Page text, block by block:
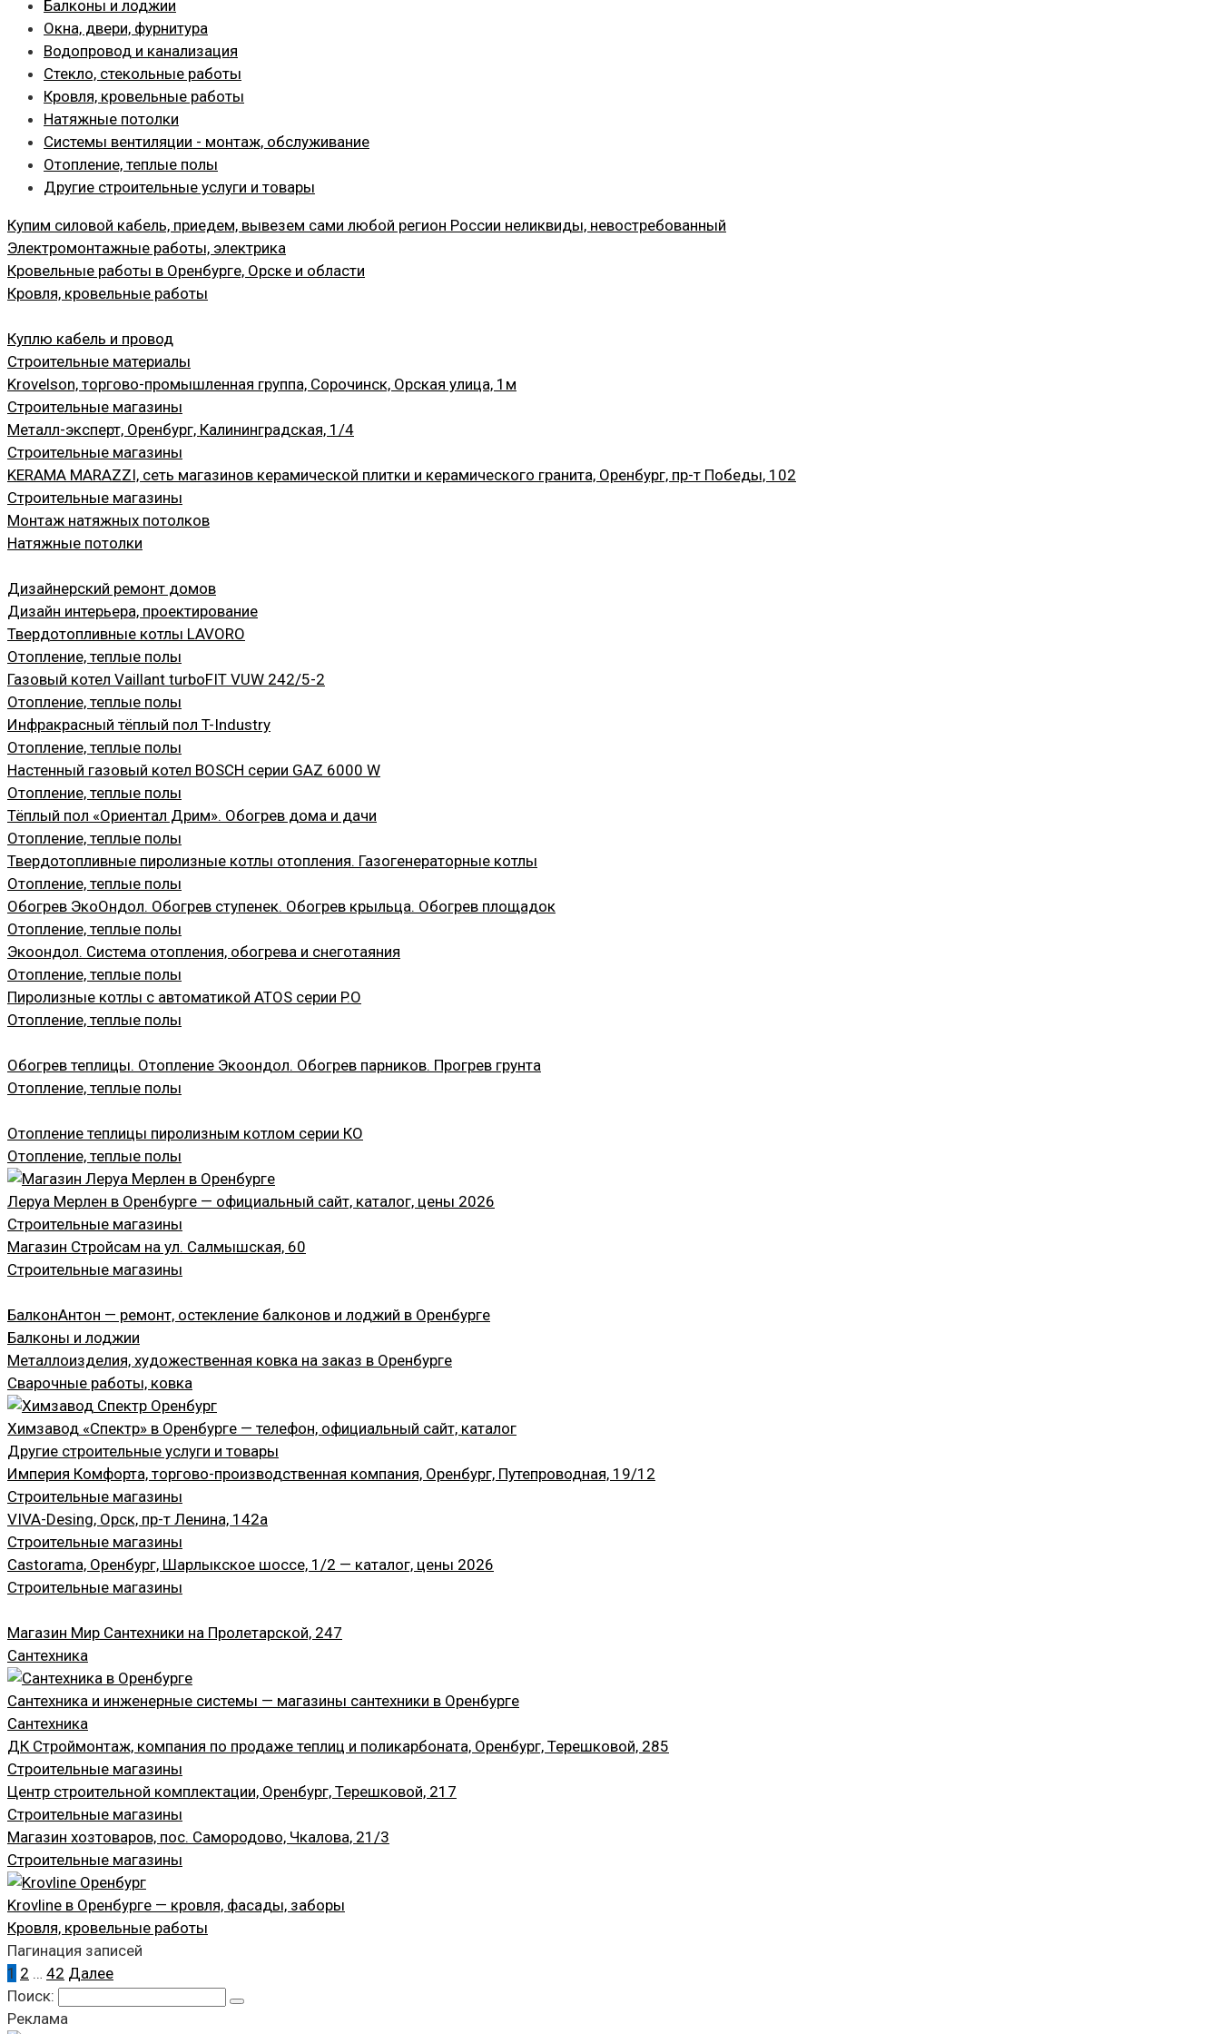
Балконы и лоджии
Окна, двери, фурнитура
Водопровод и канализация
Стекло, стекольные работы
Кровля, кровельные работы
Натяжные потолки
Системы вентиляции - монтаж, обслуживание
Отопление, теплые полы
Другие строительные услуги и товары
Купим силовой кабель, приедем, вывезем сами любой регион России неликвиды, невостребованный
Электромонтажные работы, электрика
Кровельные работы в Оренбурге, Орске и области
Кровля, кровельные работы
Куплю кабель и провод
Строительные материалы
Krovelson, торгово-промышленная группа, Сорочинск, Орская улица, 1м
Строительные магазины
Металл-эксперт, Оренбург, Калининградская, 1/4
Строительные магазины
KERAMA MARAZZI, сеть магазинов керамической плитки и керамического гранита, Оренбург, пр-т Победы, 102
Строительные магазины
Монтаж натяжных потолков
Натяжные потолки
Дизайнерский ремонт домов
Дизайн интерьера, проектирование
Твердотопливные котлы LAVORO
Отопление, теплые полы
Газовый котел Vaillant turboFIT VUW 242/5-2
Отопление, теплые полы
Инфракрасный тёплый пол T-Industry
Отопление, теплые полы
Настенный газовый котел BOSCH серии GAZ 6000 W
Отопление, теплые полы
Тёплый пол «Ориентал Дрим». Обогрев дома и дачи
Отопление, теплые полы
Твердотопливные пиролизные котлы отопления. Газогенераторные котлы
Отопление, теплые полы
Обогрев ЭкоОндол. Обогрев ступенек. Обогрев крыльца. Обогрев площадок
Отопление, теплые полы
Экоондол. Система отопления, обогрева и снеготаяния
Отопление, теплые полы
Пиролизные котлы с автоматикой ATOS серии P.О
Отопление, теплые полы
Обогрев теплицы. Отопление Экоондол. Обогрев парников. Прогрев грунта
Отопление, теплые полы
Отопление теплицы пиролизным котлом серии КО
Отопление, теплые полы
Леруа Мерлен в Оренбурге — официальный сайт, каталог, цены 2026
Строительные магазины
Магазин Стройсам на ул. Салмышская, 60
Строительные магазины
БалконАнтон — ремонт, остекление балконов и лоджий в Оренбурге
Балконы и лоджии
Металлоизделия, художественная ковка на заказ в Оренбурге
Сварочные работы, ковка
Химзавод «Спектр» в Оренбурге — телефон, официальный сайт, каталог
Другие строительные услуги и товары
Империя Комфорта, торгово-производственная компания, Оренбург, Путепроводная, 19/12
Строительные магазины
VIVA-Desing, Орск, пр-т Ленина, 142а
Строительные магазины
Castorama, Оренбург, Шарлыкское шоссе, 1/2 — каталог, цены 2026
Строительные магазины
Магазин Мир Сантехники на Пролетарской, 247
Сантехника
Сантехника и инженерные системы — магазины сантехники в Оренбурге
Сантехника
ДК Строймонтаж, компания по продаже теплиц и поликарбоната, Оренбург, Терешковой, 285
Строительные магазины
Центр строительной комплектации, Оренбург, Терешковой, 217
Строительные магазины
Магазин хозтоваров, пос. Самородово, Чкалова, 21/3
Строительные магазины
Krovline в Оренбурге — кровля, фасады, заборы
Кровля, кровельные работы
Пагинация записей
1 2 … 42 Далее
Поиск:
Реклама